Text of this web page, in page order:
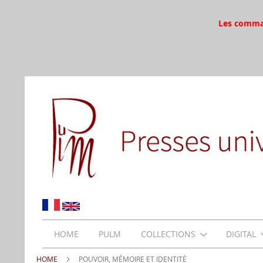
Les
HOME PULM COLLECTIONS DIGITAL
HOME POUVOIR, MÉMOIRE ET IDENTITÉ